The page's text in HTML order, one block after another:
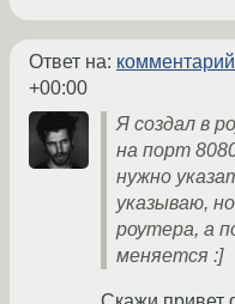
Ответ на: комментарий
+00:00
Я создал в
на порт
нужно
указываю,
роутера, а
меняется :]